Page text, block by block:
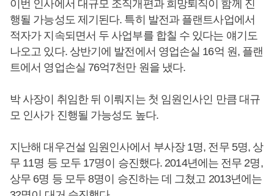
이번 인사에서 대규모 조직개편과 희망퇴직이 함께 진
행될 가능성도 제기된다. 특히 발전과 플랜트사업에서
적자가 지속되면서 두 사업부를 합칠 수 있다는 얘기도
나오고 있다. 상반기에 발전에서 영업손실 16억 원, 플랜
트에서 영업손실 76억7천만 원을 냈다.
박 사장이 취임한 뒤 이뤄지는 첫 임원인사인 만큼 대규
모 인사가 진행될 가능성도 높다.
지난해 대우건설 임원인사에서 부사장 1명, 전무 5명, 상
무 11명 등 모두 17명이 승진했다. 2014년에는 전무 2명,
상무 6명 등 모두 8명이 승진하는 데 그쳤고 2013년에는